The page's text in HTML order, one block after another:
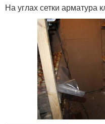
На углах сетки арматура